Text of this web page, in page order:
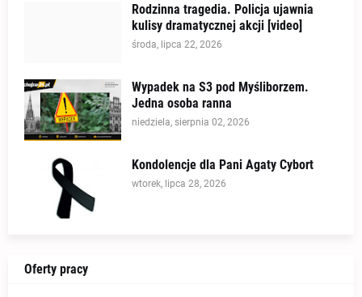
Rodzinna tragedia. Policja ujawnia
kulisy dramatycznej akcji [video]
środa, lipca 22, 2026
Wypadek na S3 pod Myśliborzem.
Jedna osoba ranna
niedziela, sierpnia 02, 2026
Kondolencje dla Pani Agaty Cybort
wtorek, lipca 28, 2026
Oferty pracy